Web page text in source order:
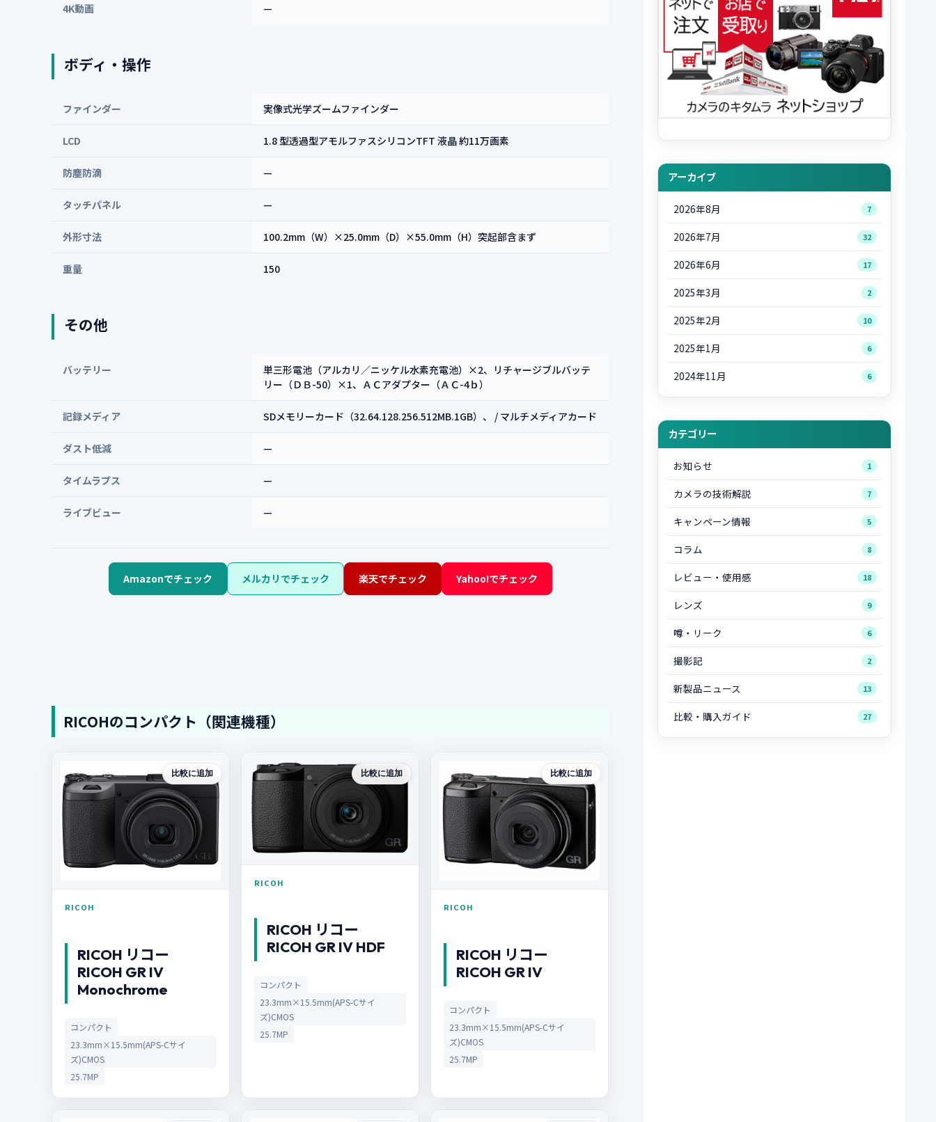
4K動画 —
ボディ・操作
ファインダー 実像式光学ズームファインダー
LCD 1.8 型透過型アモルファスシリコンTFT 液晶 約11万画素
防塵防滴 —
タッチパネル —
外形寸法 100.2mm（W）×25.0mm（D）×55.0mm（H）突起部含まず
重量 150
その他
バッテリー
単三形電池（アルカリ／ニッケル水素充電池）×2、リチャージブルバッテ
リー（ＤＢ-50）×1、ＡＣアダプター（ＡＣ-4ｂ）
記録メディア SDメモリーカード（32.64.128.256.512MB.1GB）、 / マルチメディアカード
ダスト低減 —
タイムラプス —
ライブビュー —
Amazonでチェック メルカリでチェック 楽天でチェック Yahoo!でチェック
RICOHのコンパクト（関連機種）
比較に追加
RICOH
RICOH リコー
RICOH GR IV
Monochrome
コンパクト
23.3mm×15.5mm(APS-Cサイ
ズ)CMOS
25.7MP
比較に追加
RICOH
RICOH リコー
RICOH GR IV HDF
コンパクト
23.3mm×15.5mm(APS-Cサイ
ズ)CMOS
25.7MP
比較に追加
RICOH
RICOH リコー
RICOH GR IV
コンパクト
23.3mm×15.5mm(APS-Cサイ
ズ)CMOS
25.7MP
アーカイブ
2026年8月 7
2026年7月 32
2026年6月 17
2025年3月 2
2025年2月 10
2025年1月 6
2024年11月 6
カテゴリー
お知らせ 1
カメラの技術解説 7
キャンペーン情報 5
コラム 8
レビュー・使用感 18
レンズ 9
噂・リーク 6
撮影記 2
新製品ニュース 13
比較・購入ガイド 27